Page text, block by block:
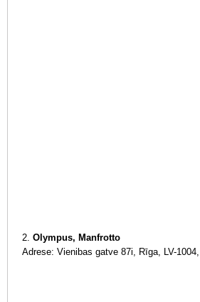
2. Olympus, Manfrotto
Adrese: Vienibas gatve 87i, Rīga, LV-